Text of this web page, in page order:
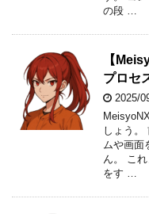
の段 …
【
プロセ
2025/
しょう。
ムや画面
ん。 こ
をす …